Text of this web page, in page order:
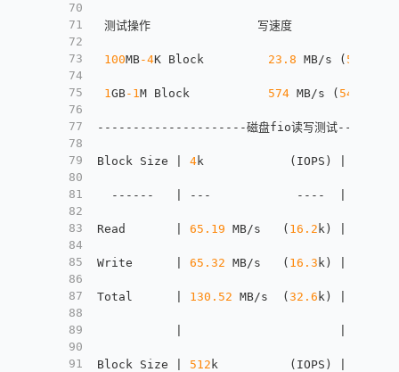
70
71
72
73
74
75
76
77
78
79
80
81
82
83
84
85
86
87
88
89
90
91
测试操作               写速度
100MB-4K Block 23.8 MB/s ( 5808
1GB-1M Block 574 MB/s ( 548
---------------------磁盘fio读写测试--感谢
Block Size | 4k            (IOPS) |
------   | ---            ----  | ----
Read       | 65.19 MB/s   ( 16.2 k) |
Write      | 65.32 MB/s   ( 16.3 k) |
Total      | 130.52 MB/s  (32.6 k) |
Block Size | 512 k          (IOPS) |